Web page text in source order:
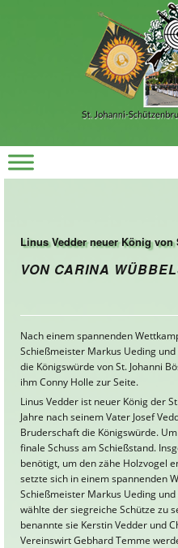
Linus Vedder neuer König
VON CARINA
Nach einem spannenden
Schießmeister Markus Ueding
die Königswürde von St. Johanni
ihm Conny Holle zur Seite.
Linus Vedder ist neuer König der
Jahre nach seinem Vater Josef
Bruderschaft die Königswürde.
finale Schuss am Schießstand.
benötigt, um den zähe Holzvogel
setzte sich in einem spannenden
Schießmeister Markus Ueding
wählte der siegreiche Schütze zu
benannte sie Kerstin Vedder und
Vereinswirt Gebhard Temme